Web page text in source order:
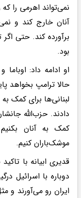
نمی‌تواند اهرمی را
آنان خارج کند و
برآورده کند. حتی
بود.
او ادامه داد: اوباما
حالا ترامپ بخواهد
دادند. حزب‌الله
کمک به آنان
موشک‌باران کنیم.
قدیری ابیانه با
دوباره با اسرائیل